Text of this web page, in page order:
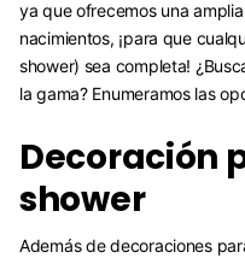
ya que ofrecemos una
nacimientos, ¡para que
shower) sea completa!
la gama? Enumeramos las
Decoración
shower
Además de decoraciones